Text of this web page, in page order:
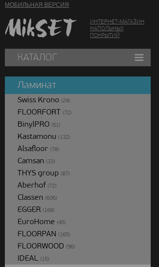
МОБИЛЬНАЯ ВЕРСИЯ
ИНТЕРНЕТ-МАГАЗИН
НАПОЛЬНЫХ
ПОКРЫТИЙ
КАТАЛОГ
Ламинат
Swiss Krono (24)
FLOORFORT (72)
BinylPRO (51)
Kastamonu (132)
Alsafloor (78)
Camsan (33)
THYS group (87)
Aberhof (72)
Classen (606)
EGGER (168)
EuroHome (45)
FLOORPAN (165)
FLOORWOOD (96)
IDEAL (15)